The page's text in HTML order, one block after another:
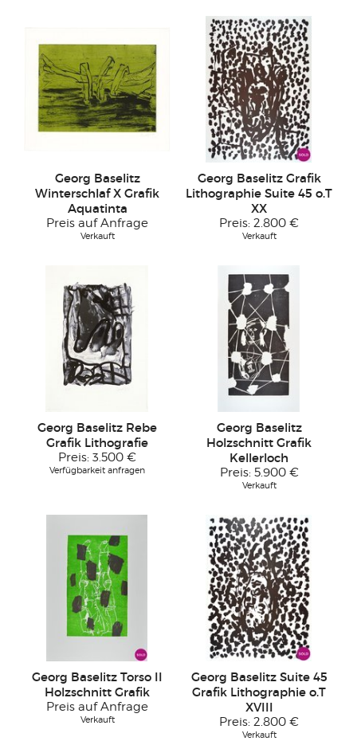
Georg Baselitz
Winterschlaf X Grafik
Aquatinta
Preis auf Anfrage
Verkauft
Georg Baselitz Grafik
Lithographie Suite 45 o.T
XX
Preis: 2.800 €
Verkauft
Georg Baselitz Rebe
Grafik Lithografie
Preis: 3.500 €
Verfügbarkeit anfragen
Georg Baselitz
Holzschnitt Grafik
Kellerloch
Preis: 5.900 €
Verkauft
Georg Baselitz Torso II
Holzschnitt Grafik
Preis auf Anfrage
Verkauft
Georg Baselitz Suite 45
Grafik Lithographie o.T
XVIII
Preis: 2.800 €
Verkauft